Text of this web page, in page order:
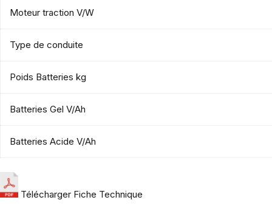
Moteur traction V/W
Type de conduite
Poids Batteries kg
Batteries Gel V/Ah
Batteries Acide V/Ah
Télécharger Fiche Technique